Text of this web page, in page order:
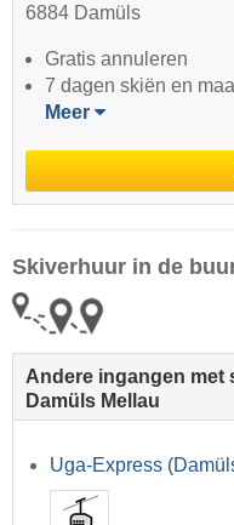
6884 Damüls
Gratis annuleren
7 dagen skiën en
Meer
Skiverhuur in de
Andere ingangen met
Damüls Mellau
Uga-Express